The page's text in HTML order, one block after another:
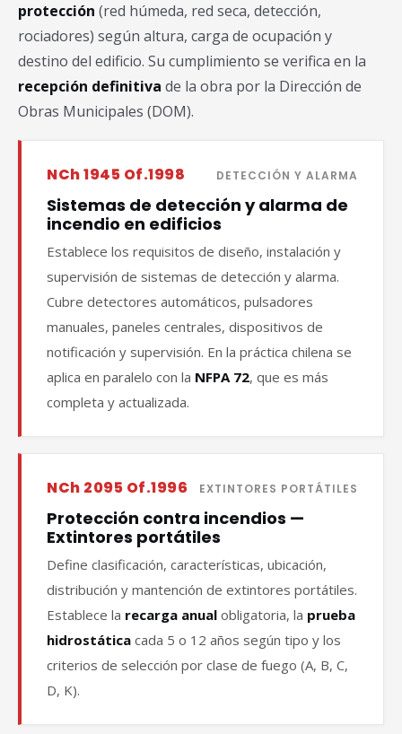
protección (red húmeda, red seca, detección,
rociadores) según altura, carga de ocupación y
destino del edificio. Su cumplimiento se verifica en la
recepción definitiva de la obra por la Dirección de
Obras Municipales (DOM).
NCh 1945 Of.1998 DETECCIÓN Y ALARMA
Sistemas de detección y alarma de
incendio en edificios
Establece los requisitos de diseño, instalación y
supervisión de sistemas de detección y alarma.
Cubre detectores automáticos, pulsadores
manuales, paneles centrales, dispositivos de
notificación y supervisión. En la práctica chilena se
aplica en paralelo con la NFPA 72, que es más
completa y actualizada.
NCh 2095 Of.1996 EXTINTORES PORTÁTILES
Protección contra incendios —
Extintores portátiles
Define clasificación, características, ubicación,
distribución y mantención de extintores portátiles.
Establece la recarga anual obligatoria, la prueba
hidrostática cada 5 o 12 años según tipo y los
criterios de selección por clase de fuego (A, B, C,
D, K).